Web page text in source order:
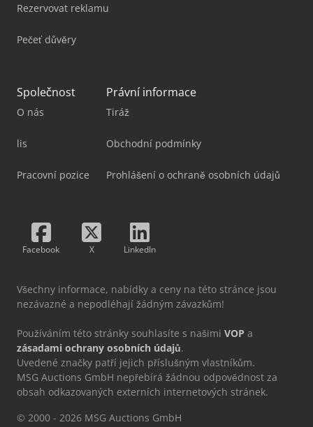
Rezervovat reklamu
Pečeť důvěry
Společnost
O nás
lis
Pracovní pozice
Právní informace
Tiráž
Obchodní podmínky
Prohlášení o ochraně osobních údajů
Facebook X LinkedIn
Všechny informace, nabídky a ceny na této stránce jsou
nezávazné a nepodléhají žádným závazkům!
Používáním této stránky souhlasíte s našimi VOP a
zásadami ochrany osobních údajů.
Uvedené značky patří jejich příslušným vlastníkům.
MSG Auctions GmbH nepřebírá žádnou odpovědnost za
obsah odkazovaných externích internetových stránek.
© 2000 - 2026 MSG Auctions GmbH